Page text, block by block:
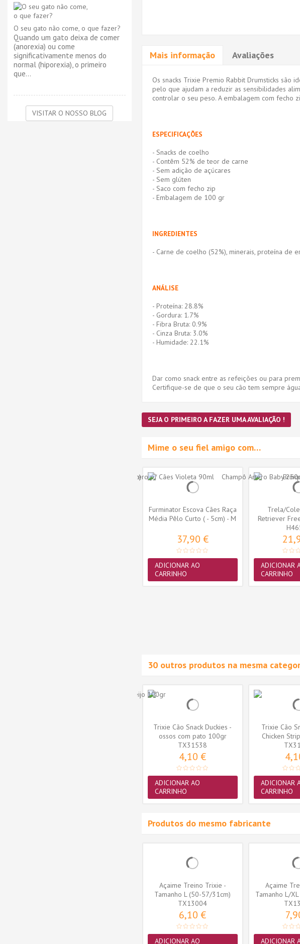
Mais informação Avaliações
Os snacks Trixie Premio Rabbit Drumsticks são
pelo que ajudam a reduzir as sensibilidades
controlar o seu peso. A embalagem com fecho
ESPECIFICAÇÕES
- Snacks de coelho
- Contêm 52% de teor de carne
- Sem adição de açúcares
- Sem glúten
- Saco com fecho zip
- Embalagem de 100 gr
INGREDIENTES
- Carne de coelho (52%), minerais, proteína de
ANÁLISE
- Proteína: 28.8%
- Gordura: 1.7%
- Fibra Bruta: 0.9%
- Cinza Bruta: 3.0%
- Humidade: 22.1%
Dar como snack entre as refeições ou para
Certifique-se de que o seu cão tem sempre
SEJA O PRIMEIRO A FAZER UMA AVALIAÇÃO !
Mime o seu fiel amigo com…
Furminator Escova Cães Raça
Média Pêlo Curto ( - 5cm) - M
37,90 €
ADICIONAR AO
CARRINHO
Trela/
Retriever
(10
ADICIONAR
CARRINHO
30 outros produtos na mesma
Trixie Cão Snack Duckies -
ossos com pato 100gr
(TX31538)
TX31538
4,10 €
ADICIONAR AO
CARRINHO
Trixie Cão
Chicken
ADICIONAR
CARRINHO
Produtos do mesmo fabricante
Açaime Treino Trixie -
Tamanho L (50-57/31cm)
(TX13004)
TX13004
6,10 €
ADICIONAR AO
Açaime
Tamanho L/
ADICIONAR
O seu gato não come, o que fazer?
Quando um gato deixa de comer
(anorexia) ou come
significativamente menos do
normal (hiporexia), o primeiro
que...
VISITAR O NOSSO BLOG